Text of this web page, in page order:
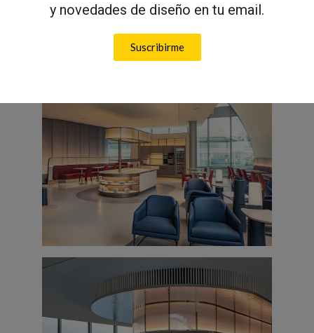
y novedades de diseño en tu email.
Suscribirme